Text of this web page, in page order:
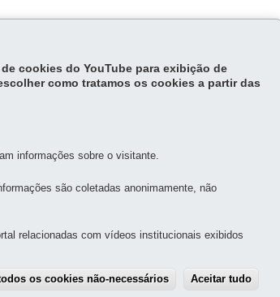
MAPA DO SITE DENUNCIE CORRUPÇÃO
cookies do YouTube para exibição de
como tratamos os cookies a partir das
informações sobre o visitante.
são coletadas anonimamente, não
relacionadas com vídeos institucionais exibidos
os cookies não-necessários Aceitar tudo